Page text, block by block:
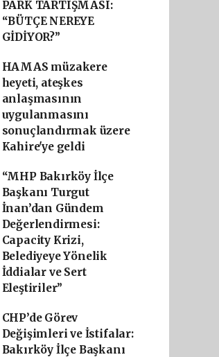
PARK TARTIŞMASI:
“BÜTÇE NEREYE
GİDİYOR?”
HAMAS müzakere
heyeti, ateşkes
anlaşmasının
uygulanmasını
sonuçlandırmak üzere
Kahire'ye geldi
“MHP Bakırköy İlçe
Başkanı Turgut
İnan’dan Gündem
Değerlendirmesi:
Capacity Krizi,
Belediyeye Yönelik
İddialar ve Sert
Eleştiriler”
CHP’de Görev
Değişimleri ve İstifalar:
Bakırköy İlçe Başkanı